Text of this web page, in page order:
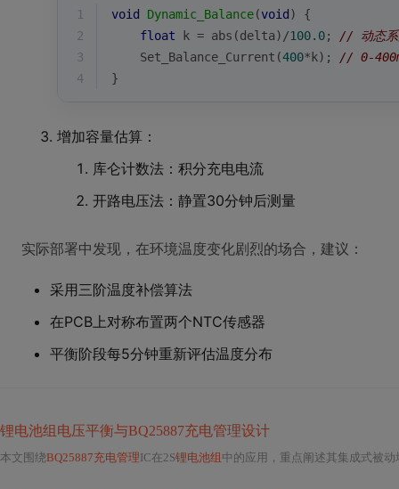
1 void Dynamic_Balance(void )
{
2
float k = abs (delta)/100.0; // 动态系
3
    Set_Balance_Current(
400*k); // 0-
4
}
增加容量估算：
库仑计数法：积分充电电流
开路电压法：静置30分钟后测量
实际部署中发现，在环境温度变化剧烈的场合，建议：
采用三阶温度补偿算法
在PCB上对称布置两个NTC传感器
平衡阶段每5分钟重新评估温度分布
锂电池组电压平衡与BQ25887充电管理设计
本文围绕BQ25887充电管理IC在2S锂电池组 中的应用，重点阐述其集成式被动均衡